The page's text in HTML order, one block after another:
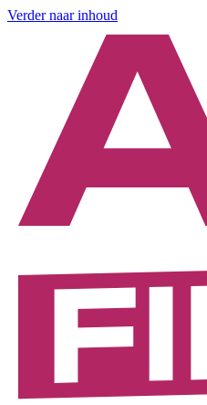
Verder naar inhoud